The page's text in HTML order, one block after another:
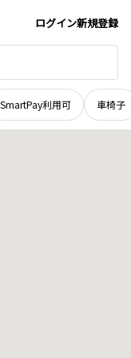
ログイン新規登録
SmartPay利用可 車椅子